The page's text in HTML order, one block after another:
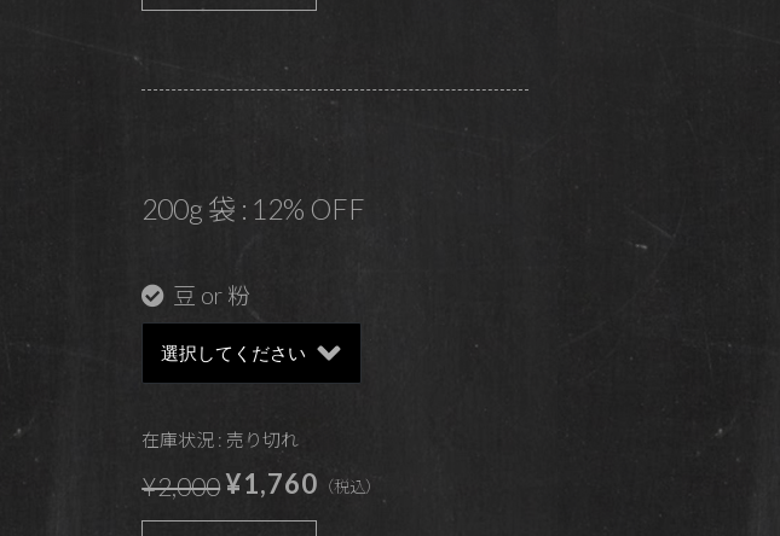
200g 袋 : 12% OFF
豆 or 粉
在庫状況 : 売り切れ
¥2,000¥1,760 （税込）